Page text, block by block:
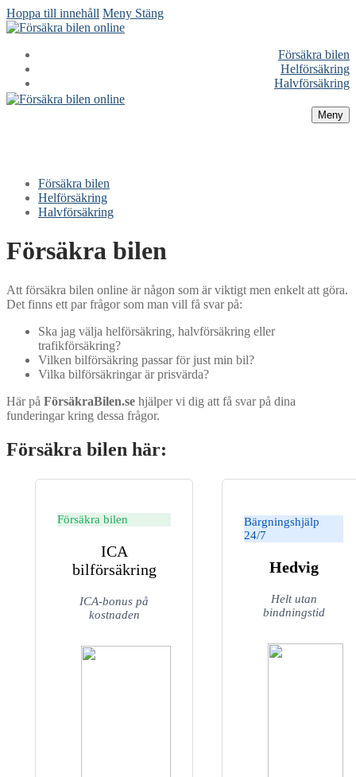
Hoppa till innehåll Meny Stäng
Försäkra bilen
Helförsäkring
Halvförsäkring
Meny
Försäkra bilen
Helförsäkring
Halvförsäkring
Försäkra bilen
Att försäkra bilen online är någon som är viktigt men enkelt att göra.
Det finns ett par frågor som man vill få svar på:
Ska jag välja helförsäkring, halvförsäkring eller
trafikförsäkring?
Vilken bilförsäkring passar för just min bil?
Vilka bilförsäkringar är prisvärda?
Här på FörsäkraBilen.se hjälper vi dig att få svar på dina
funderingar kring dessa frågor.
Försäkra bilen här:
Försäkra bilen
ICA
bilförsäkring
ICA-bonus på
kostnaden
Bärgningshjälp
24/7
Hedvig
Helt utan
bindningstid